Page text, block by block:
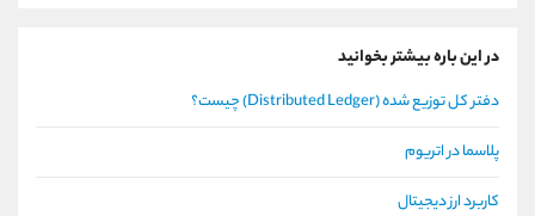
در این باره بیشتر بخوانید
دفتر کل توزیع شده (Distributed Ledger) چیست؟
پلاسما در اتریوم
کاربرد ارز دیجیتال